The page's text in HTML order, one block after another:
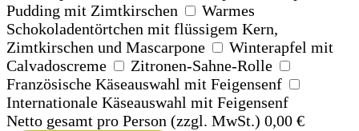
Pudding mit Zimtkirschen
Warmes
Schokoladentörtchen mit flüssigem Kern,
Zimtkirschen und Mascarpone
Winterapfel mit
Calvadoscreme
Zitronen-Sahne-Rolle
Französische Käseauswahl mit Feigensenf
Internationale Käseauswahl mit Feigensenf
Netto gesamt pro Person (zzgl. MwSt.) 0,00 €